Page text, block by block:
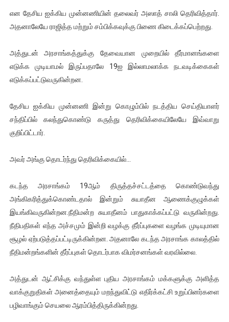
தியாகதீபம் லெப்.கேணல் திலீபன், கேணல் சங்கர் ஆகியோரின்
இளையராஜா – கமல் அவசர சந்திப்பு (படங்கள், விடியோ)
ஜனாதிபதி ஐக்கிய நாடுகளின் பொதுச் சபை கூட்டத்தில் இன்று
32 CM விநோத கன்றுக்குட்டி! (வீடியோ)
வலிமை தான் அஜித் திரைப்பயணத்திலே அதிக காலெக்ஷன் செய்த
என தேசிய ஐக்கிய முன்னணியின் தலைவர் அஸாத் சாலி தெரிவித்தார்.
அதனாலேயே ராஜித்த மற்றும் சம்பிக்கவுக்கு பிணை கிடைக்கப்பெற்றது.
அத்துடன் அரசாங்கத்துக்கு தேவையான முறையில் தீர்மானங்களை
எடுக்க முடியாமல் இருப்பதாலே 19ஐ இல்லாமலாக்க நடவடிக்கைகள்
எடுக்கப்பட்டுவருகின்றன.
தேசிய ஐக்கிய முன்னணி இன்று கொழும்பில் நடத்திய செய்தியாளர்
சந்திப்பில் கலந்துகொண்டு கருத்து தெரிவிக்கையிலேயே இவ்வாறு
குறிப்பிட்டார்.
அவர் அங்கு தொடர்ந்து தெரிவிக்கையில்…
கடந்த அரசாங்கம் 19ஆம் திருத்தச்சட்டத்தை கொண்டுவந்து
அங்கிகரித்துக்கொண்டதால் இன்றும் சுயாதீன ஆணைக்குழுக்கள்
இயங்கிவருகின்றன.நீதிமன்ற சுயாதீனம் பாதுகாக்கப்பட்டு வருகின்றது.
நீதிபதிகள் எந்த அச்சமும் இன்றி வழக்கு தீர்ப்புகளை வழங்க முடியுமான
சூழல் ஏற்படுத்தப்பட்டிருக்கின்றன. அதனாலே கடந்த அரசாங்க காலத்தில்
நீதிமன்றங்களின் தீர்ப்புகள் தொடர்பாக விமர்சனங்கள் வரவில்லை.
அத்துடன் ஆட்சிக்கு வந்துள்ள புதிய அரசாங்கம் மக்களுக்கு அளித்த
வாக்குறுதிகள் அனைத்தையும் மறந்துவிட்டு எதிர்க்கட்சி உறுப்பினர்களை
பழிவாங்கும் செயலை ஆரம்பித்திருக்கின்றது.